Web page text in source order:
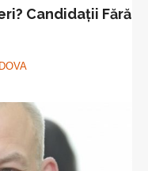
Candidații Fără